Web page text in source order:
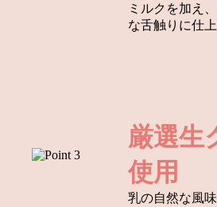
ミルクを加え、
な舌触りに仕
厳選生
使用
乳の自然な風